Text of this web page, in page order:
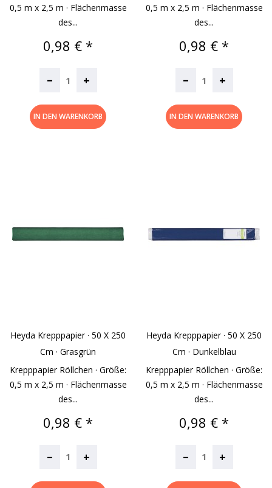
0,5 m x 2,5 m · Flächenmasse
des...
Preis
0,98 € *
– +
IN DEN WARENKORB
0,5 m x 2,5 m · Flächenmasse
des...
Preis
0,98 € *
– +
IN DEN WARENKORB
Heyda Krepppapier · 50 X 250
Cm · Grasgrün
Krepppapier Röllchen · Größe:
0,5 m x 2,5 m · Flächenmasse
des...
Preis
0,98 € *
– +
Heyda Krepppapier · 50 X 250
Cm · Dunkelblau
Krepppapier Röllchen · Größe:
0,5 m x 2,5 m · Flächenmasse
des...
Preis
0,98 € *
– +